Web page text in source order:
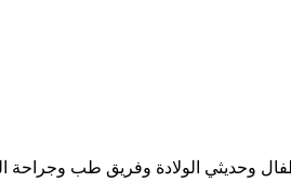
وحديثي الولادة وفريق طب وجراحة